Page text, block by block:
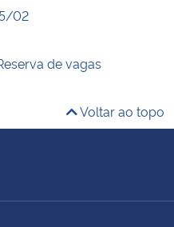
02
de vagas
Voltar ao topo